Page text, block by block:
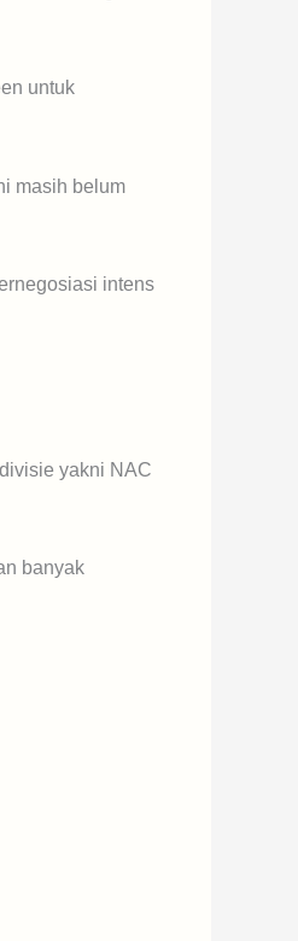
untuk
masih belum
intens
yakni NAC
banyak